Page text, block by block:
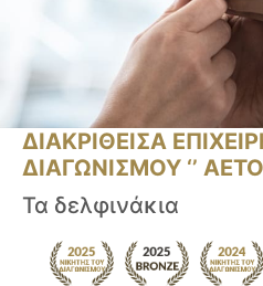
ΔΙΑΚΡΙΘΕΙΣΑ
ΔΙΑΓΩΝΙΣΜΟΥ ‘’ ΑΕΤΟΙ
Τα δελφινάκια